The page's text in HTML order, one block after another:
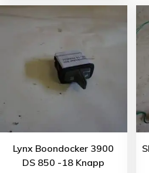
Lynx Boondocker 3900
DS 850 -18 Knapp